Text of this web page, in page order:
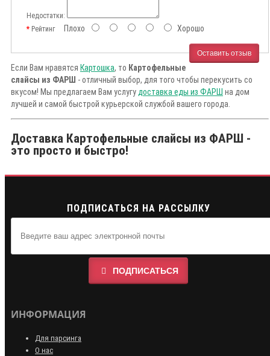
Недостатки:
РейтингПлохо Хорошо
Оставить отзыв
Если Вам нравятся Картошка, то Картофельные
слайсы из ФАРШ - отличный выбор, для того чтобы перекусить со
вкусом! Мы предлагаем Вам услугу доставка еды из ФАРШ на дом
лучшей и самой быстрой курьерской службой вашего города.
Доставка Картофельные слайсы из ФАРШ -
это просто и быстро!
ПОДПИСАТЬСЯ НА РАССЫЛКУ
ПОДПИСАТЬСЯ
ИНФОРМАЦИЯ
Для парсинга
О нас